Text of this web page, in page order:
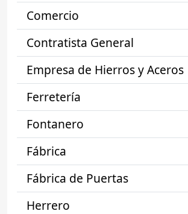
Comercio
Contratista General
Empresa de Hierros y Aceros
Ferretería
Fontanero
Fábrica
Fábrica de Puertas
Herrero